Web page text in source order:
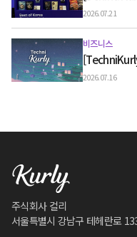
Food Show
2026.07.21
비즈니스
AI가 바꾼 MD
2026.07.16
주식회사 컬리
서울특별시 강남구 테헤란로